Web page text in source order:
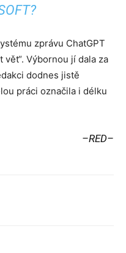
zprávu ChatGPT
Výbornou jí dala za
dodnes jistě
práci označila i délku
–RED–